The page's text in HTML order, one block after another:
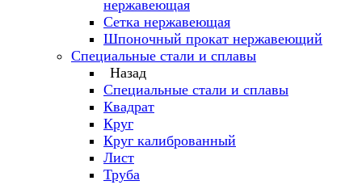
нержавеющая
Сетка нержавеющая
Шпоночный прокат нержавеющий
Специальные стали и сплавы
Назад
Специальные стали и сплавы
Квадрат
Круг
Круг калиброванный
Лист
Труба